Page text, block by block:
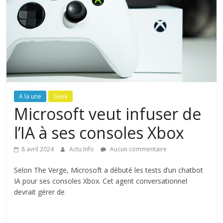
A la une Geek
Microsoft veut infuser de
l’IA à ses consoles Xbox
8 avril 2024 Actu Info Aucun commentaire
Selon The Verge, Microsoft a débuté les tests d’un chatbot
IA pour ses consoles Xbox. Cet agent conversationnel
devrait gérer de